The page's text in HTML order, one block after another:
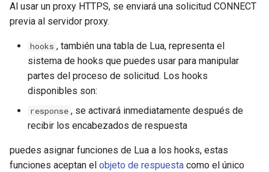
redis-rate-limit
redis2
request-cookies-filter
rewrite-status
rtmp
secure-token
Al usar un proxy HTTPS, se enviará una solicitud CONNECT
previa al servidor proxy.
hooks , también una tabla de Lua, representa el
sistema de hooks que puedes usar para manipular
partes del proceso de solicitud. Los hooks
disponibles son:
response , se activará inmediatamente después de
recibir los encabezados de respuesta
puedes asignar funciones de Lua a los hooks, estas
funciones aceptan el objeto de respuesta como el único